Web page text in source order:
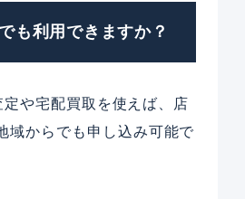
も利用できますか？
や宅配買取を使えば、店
域からでも申し込み可能で